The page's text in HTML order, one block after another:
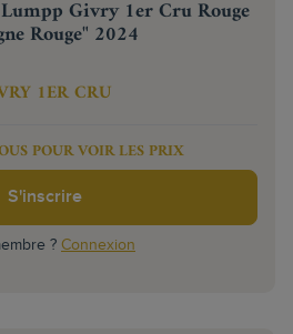
Givry 1er Cru Rouge
Rouge" 2024
1ER CRU
POUR VOIR LES PRIX
S'inscrire
? Connexion